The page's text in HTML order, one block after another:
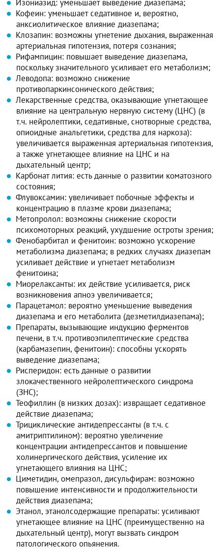
Изониазид: уменьшает выведение диазепама;
Кофеин: уменьшает седативное и, вероятно,
анксиолитическое влияние диазепама;
Клозапин: возможны угнетение дыхания, выраженная
артериальная гипотензия, потеря сознания;
Рифампицин: повышает выведение диазепама,
поскольку значительного усиливает его метаболизм;
Леводопа: возможно снижение
противопаркинсонического действия;
Лекарственные средства, оказывающие угнетающее
влияние на центральную нервную систему (ЦНС) (в
т.ч. нейролептики, седативные, снотворные средства,
опиоидные анальгетики, средства для наркоза):
увеличивается выраженная артериальная гипотензия,
а также угнетающее влияние на ЦНС и на
дыхательный центр;
Карбонат лития: есть данные о развитии коматозного
состояния;
Флувоксамин: увеличивает побочные эффекты и
концентрацию в плазме крови диазепама;
Метопролол: возможны снижение скорости
психомоторных реакций, ухудшение остроты зрения;
Фенобарбитал и фенитоин: возможно ускорение
метаболизма диазепама; в редких случаях диазепам
усиливает действие и угнетает метаболизм
фенитоина;
Миорелаксанты: их действие усиливается, риск
возникновения апноэ увеличивается;
Парацетамол: вероятно уменьшение выведения
диазепама и его метаболита (дезметилдиазепама);
Препараты, вызывающие индукцию ферментов
печени, в т.ч. противоэпилептические средства
(карбамазепин, фенитоин): способны ускорять
выведение диазепама;
Рисперидон: есть данные о развитии
злокачественного нейролептического синдрома
(ЗНС);
Теофиллин (в низких дозах): извращает седативное
действие диазепама;
Трициклические антидепрессанты (в т.ч. с
амитриптилином): вероятно увеличение
концентрации антидепрессантов и повышение
холинергического действия, усиление их
угнетающего влияния на ЦНС;
Циметидин, омепразол, дисульфирам: возможно
повышение интенсивности и продолжительности
действия диазепама;
Этанол, этанолсодержащие препараты: усиливают
угнетающее влияние на ЦНС (преимущественно на
дыхательный центр), могут вызвать синдром
патологического опьянения.